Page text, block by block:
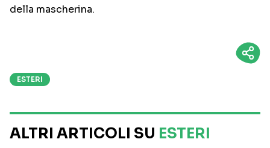
della mascherina.
ESTERI
ALTRI ARTICOLI SU ESTERI